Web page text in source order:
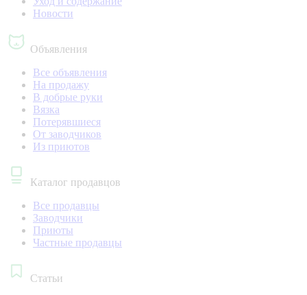
Новости
Объявления
Все объявления
На продажу
В добрые руки
Вязка
Потерявшиеся
От заводчиков
Из приютов
Каталог продавцов
Все продавцы
Заводчики
Приюты
Частные продавцы
Статьи